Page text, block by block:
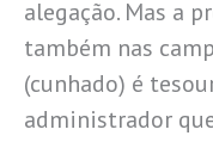
alegação. Mas a
também nas
(cunhado) é
administrador